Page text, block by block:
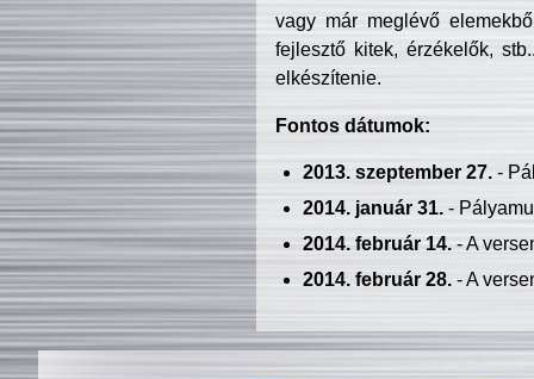
vagy már meglévő
fejlesztő kitek, érzékelők,
elkészítenie.
Fontos dátumok:
2013. szeptember 27.-
2014. január 31.-
2014. február 14.- A
2014. február 28.- A